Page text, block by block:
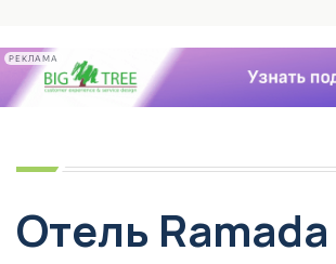
РЕКЛАМА
Отель Ramada